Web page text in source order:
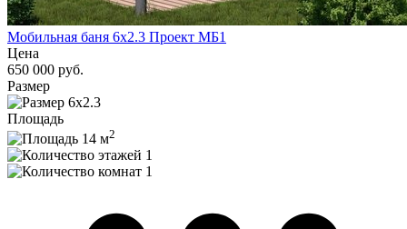
Мобильная баня 6x2.3 Проект МБ1
Цена
650 000 руб.
Размер
6x2.3
Площадь
14 м2
1
1